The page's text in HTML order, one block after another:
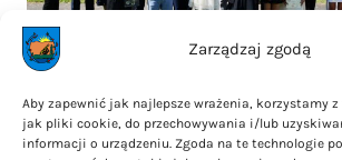
Zarządzaj zgodą
Aby zapewnić jak najlepsze wrażenia, korzystamy
jak pliki cookie, do przechowywania i/lub
informacji o urządzeniu. Zgoda na te technologie